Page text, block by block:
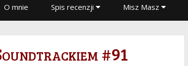
O mnie Spis recenzji Misz Masz
#91